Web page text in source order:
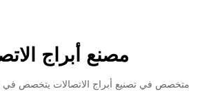
مصنع أبراج
متخصص في تصنيع أبراج الاتصالات يتخصص في